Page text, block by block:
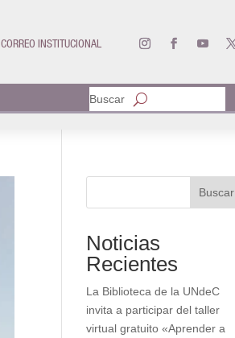
CORREO INSTITUCIONAL
Buscar
Buscar
Noticias
Recientes
La Biblioteca de la UNdeC
invita a participar del taller
virtual gratuito «Aprender a